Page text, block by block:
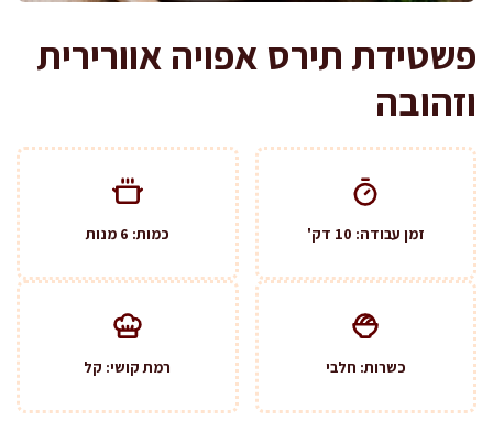
פשטידת תירס אפויה אוורירית
וזהובה
זמן עבודה: 10 דק' כמות: 6 מנות
כשרות: חלבי רמת קושי: קל